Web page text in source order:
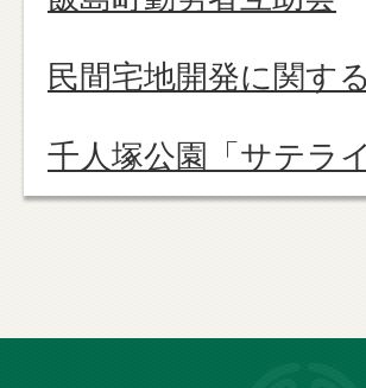
民間宅地開発に関す
千人塚公園「サテラ